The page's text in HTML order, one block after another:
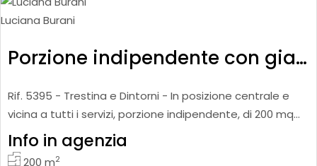
Luciana Burani
Porzione indipendente con giardino
Rif. 5395 - Trestina e Dintorni - In posizione centrale e
vicina a tutti i servizi, porzione indipendente, di 200 mq
ca., suddivisa in due appartamenti e così composta: app
Info in agenzia
200m2